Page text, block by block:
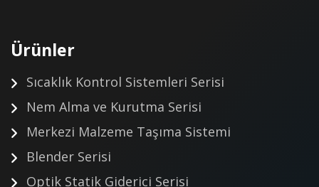
Ürünler
Sıcaklık Kontrol Sistemleri Serisi
Nem Alma ve Kurutma Serisi
Merkezi Malzeme Taşıma Sistemi
Blender Serisi
Optik Statik Giderici Serisi